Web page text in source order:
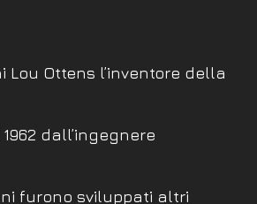
Lou Ottens l’inventore della
dall’ingegnere
furono sviluppati altri